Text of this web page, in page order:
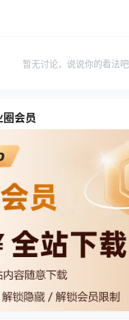
暂无讨论，说说你的看法吧
会员